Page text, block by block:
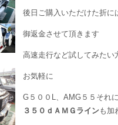
後日ご購入いただけた折に
御返金させて頂きます
高速走行など試してみたい
お気軽に
G５００L、AMG５５それに
３５０ｄＡＭＧラインも加